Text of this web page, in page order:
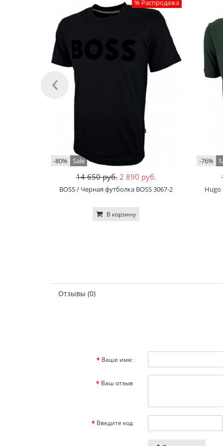
% Распродажа
-80% Sale
14 650 руб. 2 890 руб.
BOSS / Черная футболка BOSS 3067-2
В корзину
-76%
Hugo
‹
Отзывы (0)
Ваше имя:
Ваш отзыв
Введите код